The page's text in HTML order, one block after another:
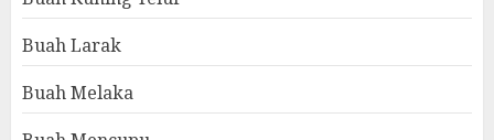
Buah Larak
Buah Melaka